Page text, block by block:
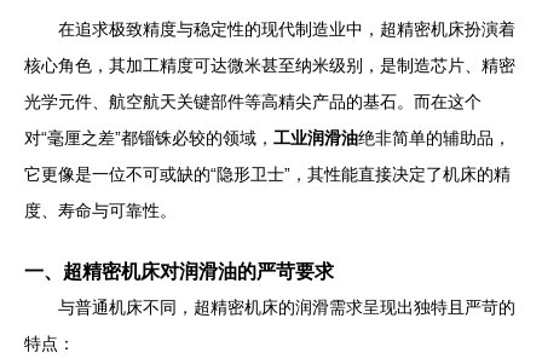
在追求极致精度与稳定性的现代制造业中，超精密机床扮演着
核心角色，其加工精度可达微米甚至纳米级别，是制造芯片、精密
光学元件、航空航天关键部件等高精尖产品的基石。而在这个
对“毫厘之差”都锱铢必较的领域， 工业润滑油绝非简单的辅助品，
它更像是一位不可或缺的“隐形卫士”，其性能直接决定了机床的精
度、寿命与可靠性。
一、超精密机床对润滑油的严苛要求
与普通机床不同，超精密机床的润滑需求呈现出独特且严苛的
特点：